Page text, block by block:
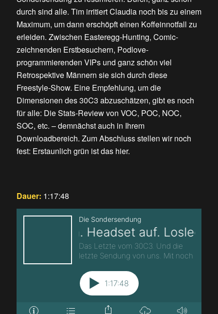
durch sind alle. Tim irritiert Claudia noch bis zu einem
Maximum, um dann erschöpft einen Koffeinnotfall zu
erleiden. Zwischen Easteregg-Hunting, Comic-
zeichnenden Erstbesuchern, Podlove-
programmierenden VIPs und ganz schön viel
Retrospektive Männern sie sich durch diese
Freestyle-Show. Eine Empfehlung, um die
Dimensionen des 30C3 abzuschätzen, gibt es noch
für alle: Die Stats-Review von VOC, POC, NOC,
SOC, etc. – demnächst auch in Ihrem
Downloadbereich. Zum Abschluss stellen wir noch
fest: Erstaunlich grün ist das hier.
Dauer: 1:17:48